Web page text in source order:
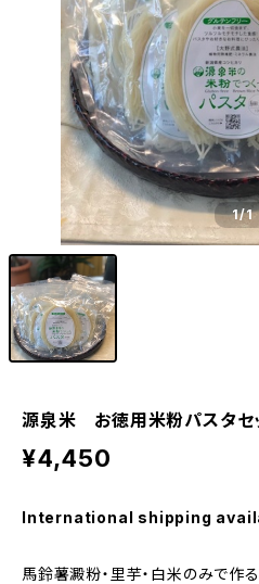
1/1
源泉米 お徳用米粉パスタセッ
¥4,450
International shipping
馬鈴薯澱粉・里芋・白米のみで作